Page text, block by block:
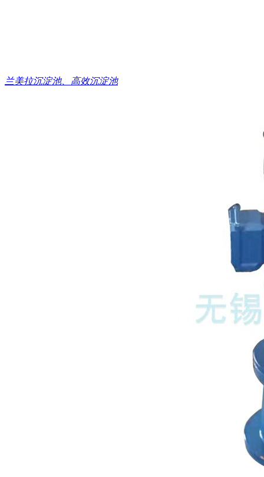
兰美拉沉淀池、高效沉淀池